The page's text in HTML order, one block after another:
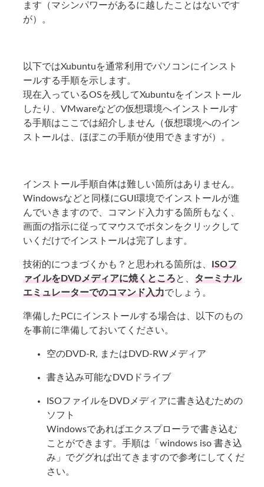
ます（マシンパワーがあるに越したことはないです
が）。
以下ではXubuntuを通常利用でパソコンにインスト
ールする手順を示します。
現在入っているOSを残してXubuntuをインストール
したり、VMwareなどの仮想環境へインストールす
る手順はここでは紹介しません（仮想環境へのイン
ストールは、ほぼこの手順が使用できますが）。
インストール手順自体は難しい箇所はありません。
Windowsなどと同様にGUI環境でインストールが進
んでいきますので、コマンド入力する箇所もなく、
画面の指示に従ってマウスでボタンをクリックして
いくだけでインストールは完了します。
技術的につまづくかも？と思われる箇所は、 ISOフ
ァイルをDVDメディアに焼くところと、 ターミナル
エミュレーターでのコマンド入力でしょう。
準備したPCにインストールする場合は、以下のもの
を事前に準備しておいてください。
空のDVD-R, またはDVD-RWメディア
書き込み可能なDVDドライブ
ISOファイルをDVDメディアに書き込むための
ソフト
Windowsであればエクスプローラで書き込む
ことができます。手順は「windows iso 書き込
み」でググれば出てきますので参考にしてくだ
さい。